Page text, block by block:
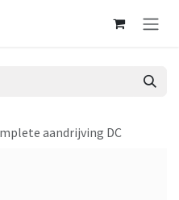
aandrijving DC